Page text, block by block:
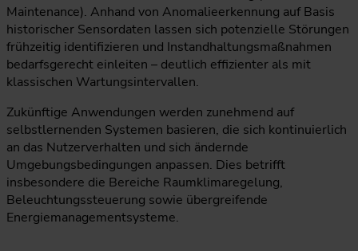
Maintenance). Anhand von Anomalieerkennung auf Basis
historischer Sensordaten lassen sich potenzielle Störungen
frühzeitig identifizieren und Instandhaltungsmaßnahmen
bedarfsgerecht einleiten – deutlich effizienter als mit
klassischen Wartungsintervallen.
Zukünftige Anwendungen werden zunehmend auf
selbstlernenden Systemen basieren, die sich kontinuierlich
an das Nutzerverhalten und sich ändernde
Umgebungsbedingungen anpassen. Dies betrifft
insbesondere die Bereiche Raumklimaregelung,
Beleuchtungssteuerung sowie übergreifende
Energiemanagementsysteme.